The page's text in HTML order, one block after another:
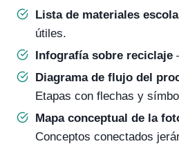
Lista de materiales
útiles.
Infografía sobre reciclaje
Diagrama de flujo del
Etapas con flechas y
Mapa conceptual de la
Conceptos conectados